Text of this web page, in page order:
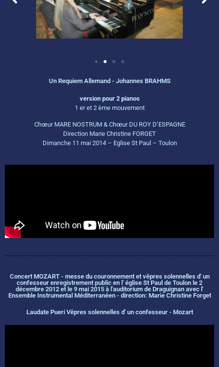
Un Requiem Allemand - Johannes BRAHMS
version pour 2 pianos
1 er et 2 ème mouvement
Chœur MARE NOSTRUM & Chœur DU ROY D’ESPAGNE
Direction Marie Christine FORGET
Dimanche 11 mai 2014 – Eglise St Paul – Toulon
Concert MOZART - messe du couronnement et vêpres solennelles d' un
confesseur enregistrement public en l' église St Paul de Toulon le 2
décembre 2012 et le 9 mai 2015 à l'auditorium de Draguignan avec l'
Ensemble Instrumental Méditerranéen - direction: Marie Christine Forget
Laudate Pueri Vêpres solennelles d' un confesseur - Mozart